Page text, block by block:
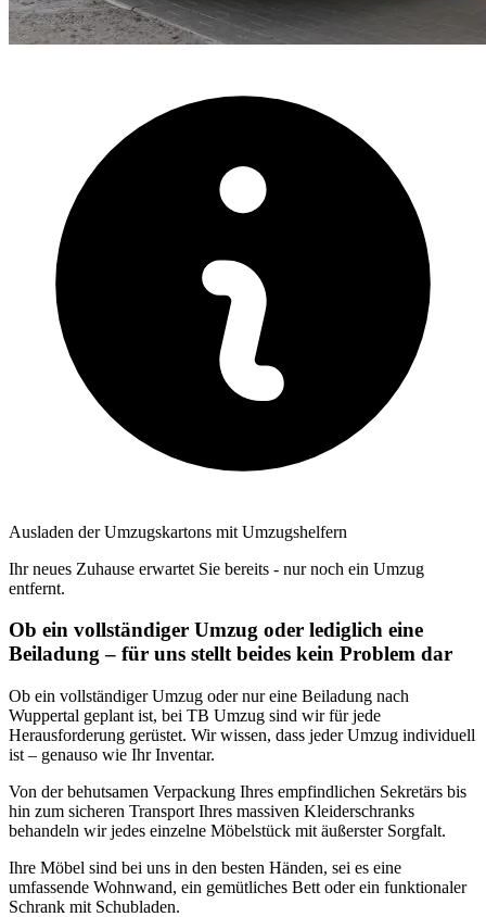
Ausladen der Umzugskartons mit Umzugshelfern
Ihr neues Zuhause erwartet Sie bereits - nur noch ein Umzug
entfernt.
Ob ein vollständiger Umzug oder lediglich eine
Beiladung – für uns stellt beides kein Problem dar
Ob ein vollständiger Umzug oder nur eine Beiladung nach
Wuppertal geplant ist, bei TB Umzug sind wir für jede
Herausforderung gerüstet. Wir wissen, dass jeder Umzug individuell
ist – genauso wie Ihr Inventar.
Von der behutsamen Verpackung Ihres empfindlichen Sekretärs bis
hin zum sicheren Transport Ihres massiven Kleiderschranks
behandeln wir jedes einzelne Möbelstück mit äußerster Sorgfalt.
Ihre Möbel sind bei uns in den besten Händen, sei es eine
umfassende Wohnwand, ein gemütliches Bett oder ein funktionaler
Schrank mit Schubladen.